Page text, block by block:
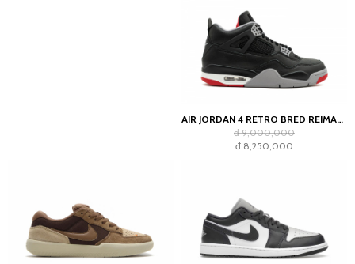
AIR JORDAN 4 RETRO BRED REIMAGINED
đ 9,000,000
đ 8,250,000